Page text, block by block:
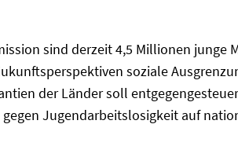
sind derzeit 4,5 Millionen junge
soziale
der Länder soll
Jugendarbeitslosigkeit auf